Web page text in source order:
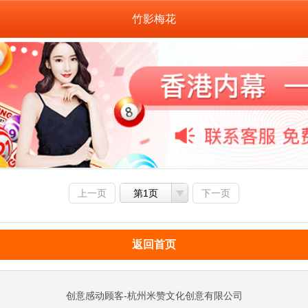
竹影梅花
上一页 第1页 下一页
返回首页
创意感动顾客-杭州米赞文化创意有限公司